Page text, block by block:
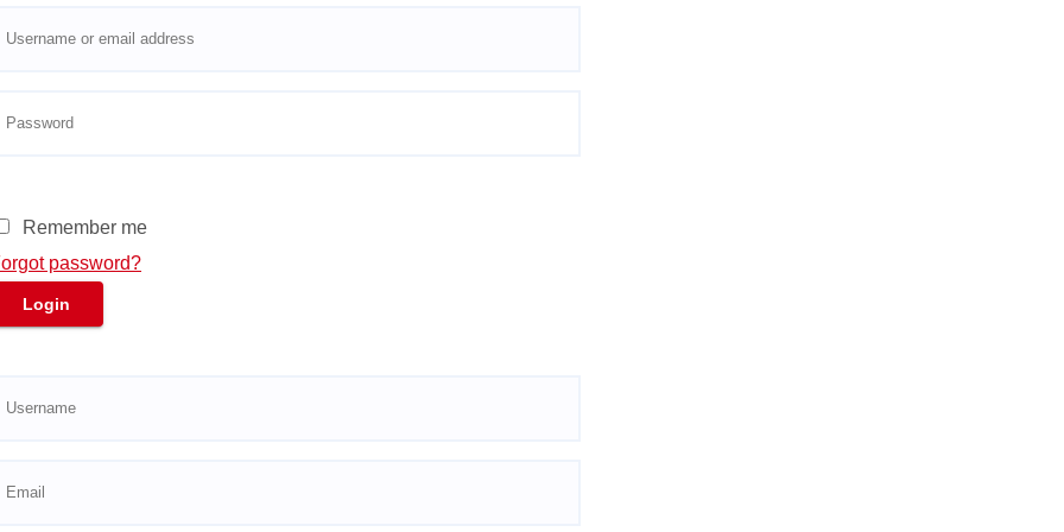
Remember me
password?
Login